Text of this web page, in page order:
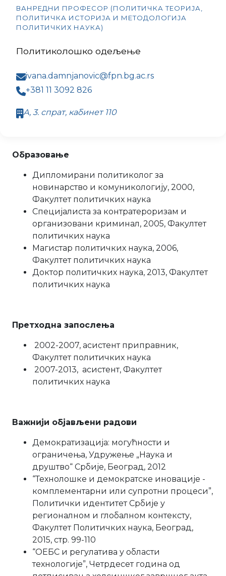
ВАНРЕДНИ ПРОФЕСОР (ПОЛИТИЧКА ТЕОРИЈА,
ПОЛИТИЧКА ИСТОРИЈА И МЕТОДОЛОГИЈА
ПОЛИТИЧКИХ НАУКА)
Политиколошко одељење
ivana.damnjanovic@fpn.bg.ac.rs
+381 11 3092 826
А, 3. спрат, кабинет 110
Образовање
Дипломирани политиколог за
новинарство и комуникологију, 2000,
Факултет политичких наука
Специјалиста за контратероризам и
организовани криминал, 2005, Факултет
политичких наука
Магистар политичких наука, 2006,
Факултет политичких наука
Доктор политичких наука, 2013, Факултет
политичких наука
Претходна запослења
2002-2007, асистент приправник,
Факултет политичких наука
2007-2013, асистент, Факултет
политичких наука
Важнији објављени радови
Демократизација: могућности и
ограничења, Удружење „Наука и
друштво“ Србије, Београд, 2012
“Технолошке и демократске иновације -
комплементарни или супротни процеси”,
Политички идентитет Србије у
регионалном и глобалном контексту,
Факултет Политичких наука, Београд,
2015, стр. 99-110
“ОЕБС и регулатива у области
технологије”, Четрдесет година од